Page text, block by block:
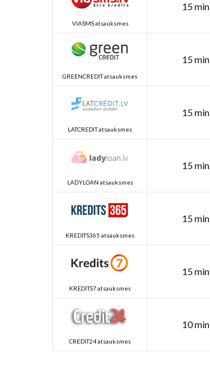
VIASMS atsauksmes
15 min
GREENCREDIT atsauksmes
15 min
LATCREDIT atsauksmes
15 min
LADYLOAN atsauksmes
15 min
KREDITS365 atsauksmes
15 min
KREDITS7 atsauksmes
15 min
CREDIT24 atsauksmes
10 min